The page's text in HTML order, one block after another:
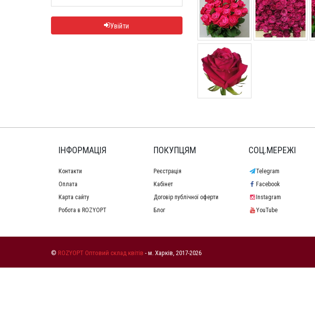
Увійти
ІНФОРМАЦІЯ
Контакти
Оплата
Карта сайту
Робота в ROZYOPT
ПОКУПЦЯМ
Реєстрація
Кабінет
Договір публічної оферти
Блог
СОЦ.МЕРЕЖІ
Telegram
Facebook
Instagram
YouTube
© ROZYOPT Оптовий склад квітів - м. Харків, 2017-2026